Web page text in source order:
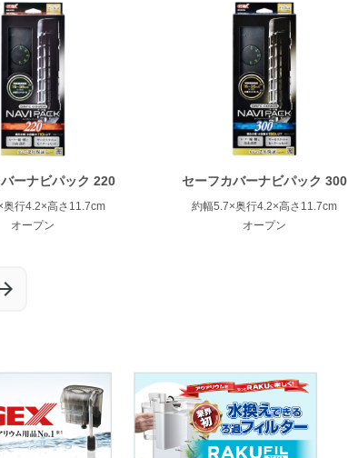
ーナビパック 220
奥行4.2×高さ11.7cm
オープン
セーフカバーナビパック 300
約幅5.7×奥行4.2×高さ11.7cm
オープン